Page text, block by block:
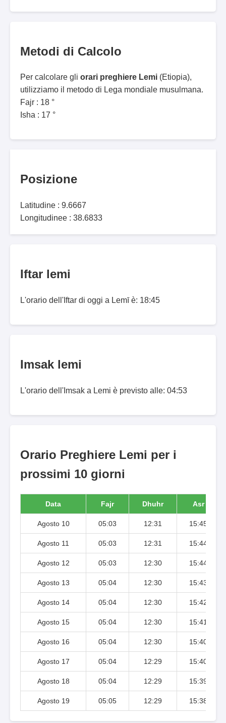
Metodi di Calcolo
Per calcolare gli orari preghiere Lemi (Etiopia),
utilizziamo il metodo di Lega mondiale musulmana.
Fajr : 18 °
Isha : 17 °
Posizione
Latitudine : 9.6667
Longitudinee : 38.6833
Iftar lemi
L'orario dell'Iftar di oggi a Lemī è: 18:45
Imsak lemi
L'orario dell'Imsak a Lemi è previsto alle: 04:53
Orario Preghiere Lemi per i
prossimi 10 giorni
Data Fajr Dhuhr Asr
Agosto 10 05:03 12:31 15:45
Agosto 11 05:03 12:31 15:44
Agosto 12 05:03 12:30 15:44
Agosto 13 05:04 12:30 15:43
Agosto 14 05:04 12:30 15:42
Agosto 15 05:04 12:30 15:41
Agosto 16 05:04 12:30 15:40
Agosto 17 05:04 12:29 15:40
Agosto 18 05:04 12:29 15:39
Agosto 19 05:05 12:29 15:38